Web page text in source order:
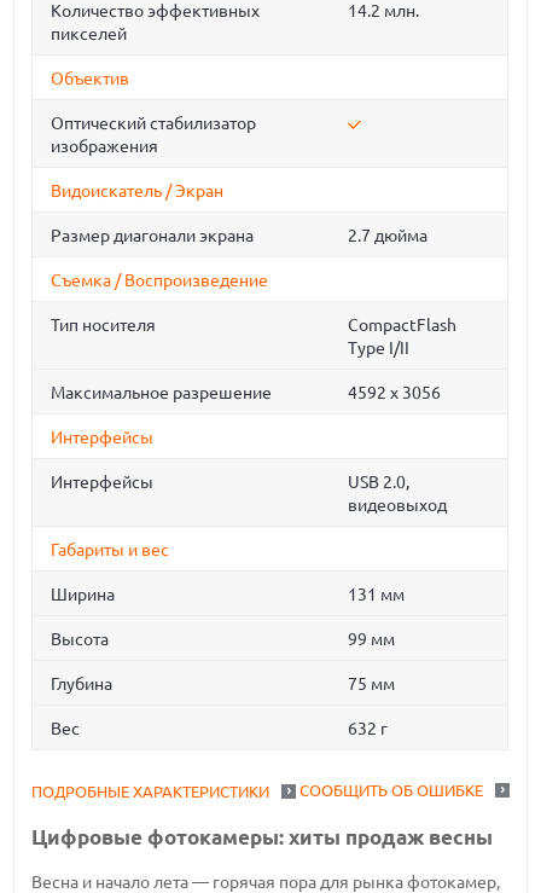
Количество эффективных
пикселей
14.2 млн.
Объектив
Оптический стабилизатор
изображения
Видоискатель / Экран
Размер диагонали экрана 2.7 дюйма
Съемка / Воспроизведение
Тип носителя
CompactFlash
Type I/II
Максимальное разрешение 4592 x 3056
Интерфейсы
Интерфейсы
USB 2.0,
видеовыход
Габариты и вес
Ширина 131 мм
Высота 99 мм
Глубина 75 мм
Вес 632 г
СООБЩИТЬ ОБ ОШИБКЕ
ПОДРОБНЫЕ ХАРАКТЕРИСТИКИ
Цифровые фотокамеры: хиты продаж весны
Весна и начало лета — горячая пора для рынка фотокамер,